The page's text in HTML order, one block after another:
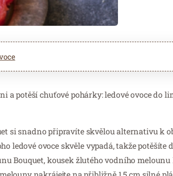
a potěší chuťové pohárky: ledové ovoce do
si snadno připravíte skvělou alternativu k
ledové ovoce skvěle vypadá, takže potěšíte
Bouquet, kousek žlutého vodního melounu